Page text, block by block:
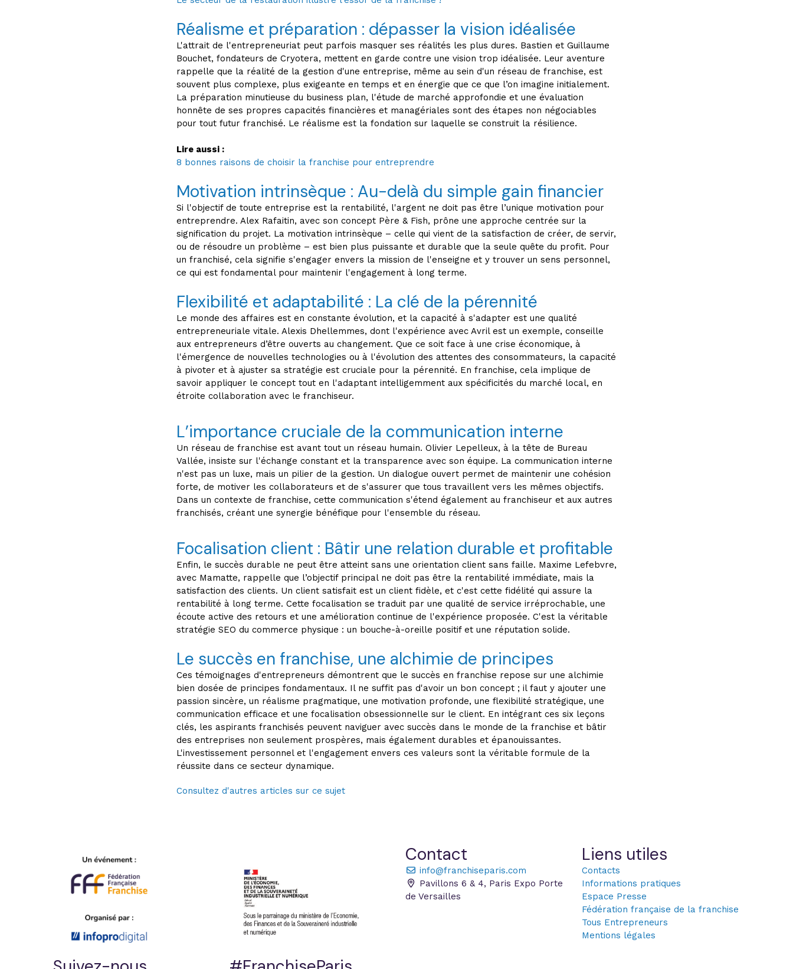
Réalisme et préparation : dépasser la vision idéalisée
L'attrait de l'entrepreneuriat peut parfois masquer ses réalités les plus dures. Bastien et Guillaume
Bouchet, fondateurs de Cryotera, mettent en garde contre une vision trop idéalisée. Leur aventure
rappelle que la réalité de la gestion d'une entreprise, même au sein d'un réseau de franchise, est
souvent plus complexe, plus exigeante en temps et en énergie que ce que l’on imagine initialement.
La préparation minutieuse du business plan, l'étude de marché approfondie et une évaluation
honnête de ses propres capacités financières et managériales sont des étapes non négociables
pour tout futur franchisé. Le réalisme est la fondation sur laquelle se construit la résilience.
Lire aussi :
8 bonnes raisons de choisir la franchise pour entreprendre
Motivation intrinsèque : Au-delà du simple gain financier
Si l'objectif de toute entreprise est la rentabilité, l'argent ne doit pas être l’unique motivation pour
entreprendre. Alex Rafaitin, avec son concept Père & Fish, prône une approche centrée sur la
signification du projet. La motivation intrinsèque – celle qui vient de la satisfaction de créer, de servir,
ou de résoudre un problème – est bien plus puissante et durable que la seule quête du profit. Pour
un franchisé, cela signifie s'engager envers la mission de l'enseigne et y trouver un sens personnel,
ce qui est fondamental pour maintenir l'engagement à long terme.
Flexibilité et adaptabilité : La clé de la pérennité
Le monde des affaires est en constante évolution, et la capacité à s'adapter est une qualité
entrepreneuriale vitale. Alexis Dhellemmes, dont l'expérience avec Avril est un exemple, conseille
aux entrepreneurs d’être ouverts au changement. Que ce soit face à une crise économique, à
l'émergence de nouvelles technologies ou à l'évolution des attentes des consommateurs, la capacité
à pivoter et à ajuster sa stratégie est cruciale pour la pérennité. En franchise, cela implique de
savoir appliquer le concept tout en l'adaptant intelligemment aux spécificités du marché local, en
étroite collaboration avec le franchiseur.
L’importance cruciale de la communication interne
Un réseau de franchise est avant tout un réseau humain. Olivier Lepelleux, à la tête de Bureau
Vallée, insiste sur l'échange constant et la transparence avec son équipe. La communication interne
n'est pas un luxe, mais un pilier de la gestion. Un dialogue ouvert permet de maintenir une cohésion
forte, de motiver les collaborateurs et de s'assurer que tous travaillent vers les mêmes objectifs.
Dans un contexte de franchise, cette communication s'étend également au franchiseur et aux autres
franchisés, créant une synergie bénéfique pour l'ensemble du réseau.
Focalisation client : Bâtir une relation durable et profitable
Enfin, le succès durable ne peut être atteint sans une orientation client sans faille. Maxime Lefebvre,
avec Mamatte, rappelle que l’objectif principal ne doit pas être la rentabilité immédiate, mais la
satisfaction des clients. Un client satisfait est un client fidèle, et c'est cette fidélité qui assure la
rentabilité à long terme. Cette focalisation se traduit par une qualité de service irréprochable, une
écoute active des retours et une amélioration continue de l'expérience proposée. C'est la véritable
stratégie SEO du commerce physique : un bouche-à-oreille positif et une réputation solide.
Le succès en franchise, une alchimie de principes
Ces témoignages d'entrepreneurs démontrent que le succès en franchise repose sur une alchimie
bien dosée de principes fondamentaux. Il ne suffit pas d'avoir un bon concept ; il faut y ajouter une
passion sincère, un réalisme pragmatique, une motivation profonde, une flexibilité stratégique, une
communication efficace et une focalisation obsessionnelle sur le client. En intégrant ces six leçons
clés, les aspirants franchisés peuvent naviguer avec succès dans le monde de la franchise et bâtir
des entreprises non seulement prospères, mais également durables et épanouissantes.
L'investissement personnel et l'engagement envers ces valeurs sont la véritable formule de la
réussite dans ce secteur dynamique.
Consultez d'autres articles sur ce sujet
Contact
info@franchiseparis.com
Pavillons 6 & 4, Paris Expo Porte
de Versailles
Liens utiles
Contacts
Informations pratiques
Espace Presse
Fédération française de la franchise
Tous Entrepreneurs
Mentions légales